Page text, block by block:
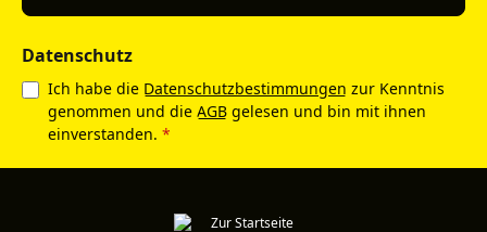
Datenschutz
Ich habe die Datenschutzbestimmungen zur Kenntnis
genommen und die AGB gelesen und bin mit ihnen
einverstanden. *